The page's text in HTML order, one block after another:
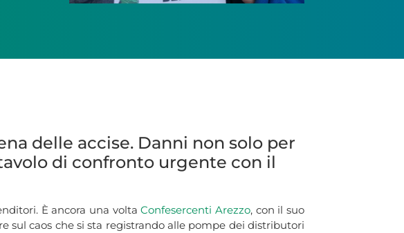
delle accise. Danni non solo per
di confronto urgente con il
È ancora una voltaConfesercenti Arezzo, con il suo
sul caos che si sta registrando alle pompe dei distributori